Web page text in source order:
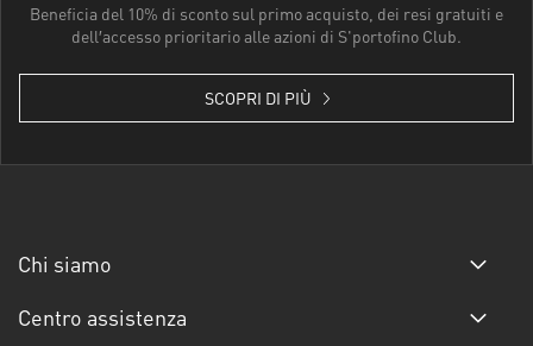
Beneficia del 10% di sconto sul primo acquisto, dei resi gratuiti e
dell′accesso prioritario alle azioni di S'portofino Club.
SCOPRI DI PIÙ
Chi siamo
Centro assistenza